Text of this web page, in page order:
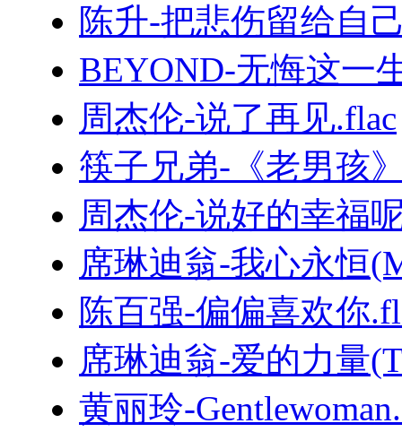
陈升-把悲伤留给自
BEYOND-无悔这一
周杰伦-说了再见.flac
筷子兄弟-《老男孩
周杰伦-说好的幸福
席琳迪翁-我心永恒
陈百强-偏偏喜欢你
席琳迪翁-爱的力量
黄丽玲-